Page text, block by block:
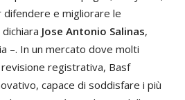
e migliorare le
Jose Antonio Salinas,
–. In un mercato dove molti
registrativa, Basf
capace di soddisfare i più